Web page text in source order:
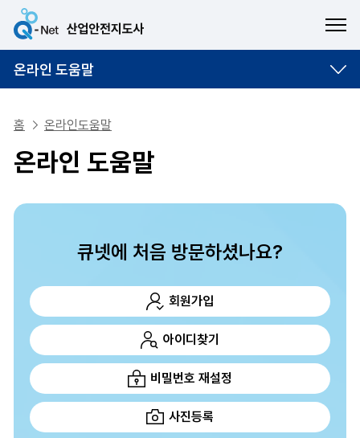
온라인 도움말
홈 온라인도움말
온라인 도움말
큐넷에 처음 방문하셨나요?
회원가입
아이디찾기
비밀번호 재설정
사진등록